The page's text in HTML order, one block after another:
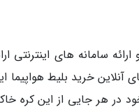
سامانه های اینترنتی
خرید بلیط هواپیما
در هر جایی از این کره